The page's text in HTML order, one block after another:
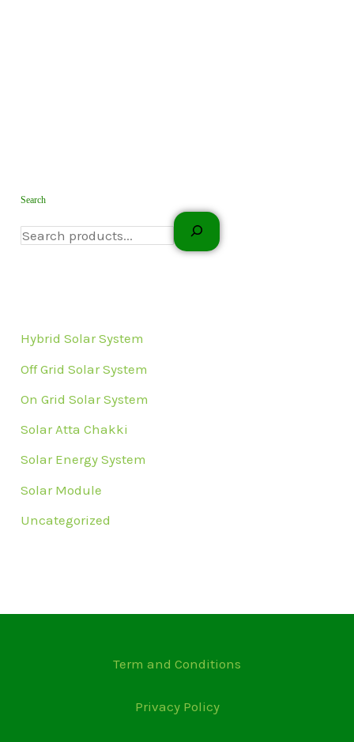
Search
Hybrid Solar System
Off Grid Solar System
On Grid Solar System
Solar Atta Chakki
Solar Energy System
Solar Module
Uncategorized
Term and Conditions
Privacy Policy